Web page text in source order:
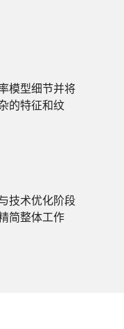
模型细节并将
的特征和纹
技术优化阶段
简整体工作